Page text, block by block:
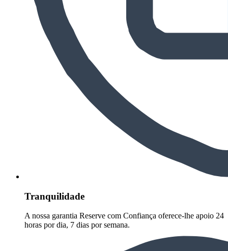
Tranquilidade
A nossa garantia Reserve com Confiança oferece-lhe apoio 24
horas por dia, 7 dias por semana.